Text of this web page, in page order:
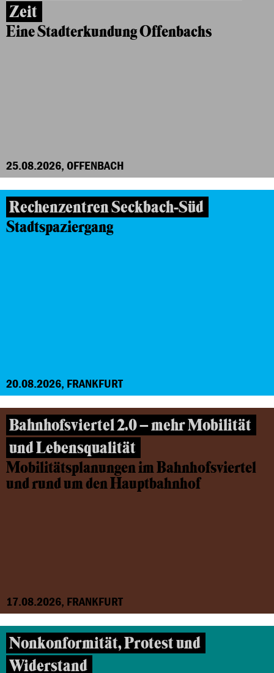
Zeit
Eine Stadterkundung Offenbachs
25.08.2026, OFFENBACH
Rechenzentren Seckbach-Süd
Stadtspaziergang
20.08.2026, FRANKFURT
Bahnhofsviertel 2.0 – mehr Mobilität
und Lebensqualität
Mobilitätsplanungen im Bahnhofsviertel
und rund um den Hauptbahnhof
17.08.2026, FRANKFURT
Nonkonformität, Protest und
Widerstand